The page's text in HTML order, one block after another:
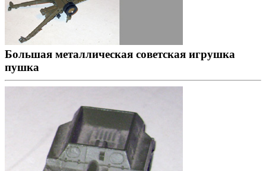
Большая металлическая советская игрушка
пушка